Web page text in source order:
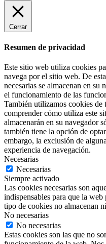
Cerrar
Resumen de privacidad
Este sitio web utiliza cookies
navega por el sitio web. De
necesarias se almacenan en su
el funcionamiento de las
También utilizamos cookies de
comprender cómo utiliza este
almacenarán en su navegador
también tiene la opción de
embargo, la exclusión de
experiencia de navegación.
Necesarias
Necesarias
Siempre activado
Las cookies necesarias son
indispensables para que la
tipo de cookies no almacenan
No necesarias
No necesarias
Estas cookies son las que no